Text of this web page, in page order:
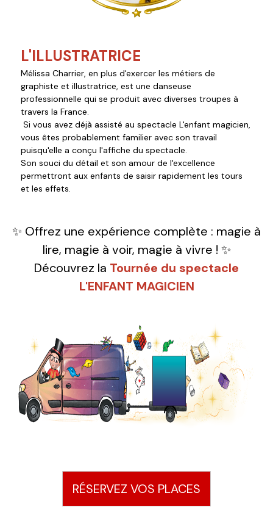
L'ILLUSTRATRICE
Mélissa Charrier, en plus d'exercer les métiers de
graphiste et illustratrice, est une danseuse
professionnelle qui se produit avec diverses troupes à
travers la France.
Si vous avez déjà assisté au spectacle L'enfant magicien,
vous êtes probablement familier avec son travail
puisqu'elle a conçu l'affiche du spectacle.
Son souci du détail et son amour de l'excellence
permettront aux enfants de saisir rapidement les tours
et les effets.
✨ Offrez une expérience complète : magie à
lire, magie à voir, magie à vivre ! ✨
Découvrez la Tournée du spectacle
L'ENFANT MAGICIEN
RÉSERVEZ VOS PLACES